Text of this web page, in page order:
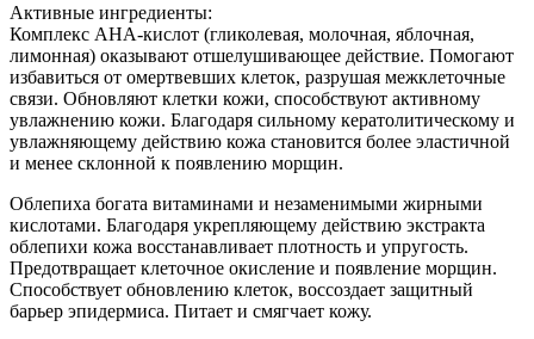
сияние"
YR
ACADEMIE,
50
мл
Активные ингредиенты:
Комплекс AHA-кислот (гликолевая, молочная, яблочная,
лимонная) оказывают отшелушивающее действие. Помогают
избавиться от омертвевших клеток, разрушая межклеточные
связи. Обновляют клетки кожи, способствуют активному
увлажнению кожи. Благодаря сильному кератолитическому и
увлажняющему действию кожа становится более эластичной
и менее склонной к появлению морщин.
Облепиха богата витаминами и незаменимыми жирными
кислотами. Благодаря укрепляющему действию экстракта
облепихи кожа восстанавливает плотность и упругость.
Предотвращает клеточное окисление и появление морщин.
Способствует обновлению клеток, воссоздает защитный
барьер эпидермиса. Питает и смягчает кожу.